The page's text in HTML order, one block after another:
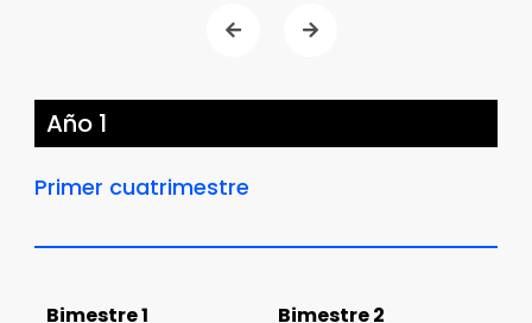
Año 1
Primer cuatrimestre
Bimestre 1 Bimestre 2